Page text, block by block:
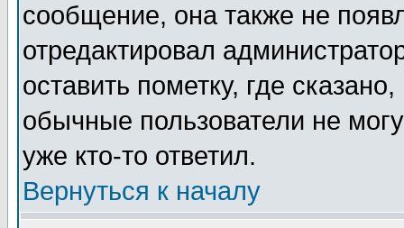
сообщение, она также не
отредактировал
оставить пометку, где
обычные пользователи не
уже кто-то ответил.
Вернуться к началу